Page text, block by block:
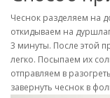
Чеснок разделяем на
откидываем на
3 минуты. После этой
легко. Посыпаем их
отправляем в
завернуть чеснок в